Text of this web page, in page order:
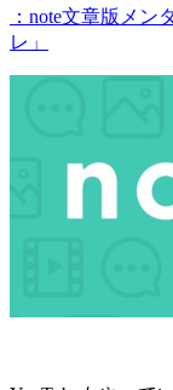
：note文章版メン
レ」